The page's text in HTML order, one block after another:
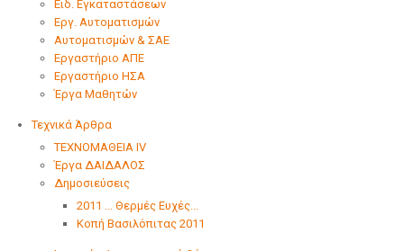
Ειδ. Εγκαταστάσεων
Εργ. Αυτοματισμών
Αυτοματισμών & ΣΑΕ
Εργαστήριο ΑΠΕ
Εργαστήριο ΗΣΑ
Έργα Μαθητών
Τεχνικά Άρθρα
ΤΕΧΝΟΜΑΘΕΙΑ IV
Έργα ΔΑΙΔΑΛΟΣ
Δημοσιεύσεις
2011 ... Θερμές Ευχές...
Κοπή Βασιλόπιτας 2011